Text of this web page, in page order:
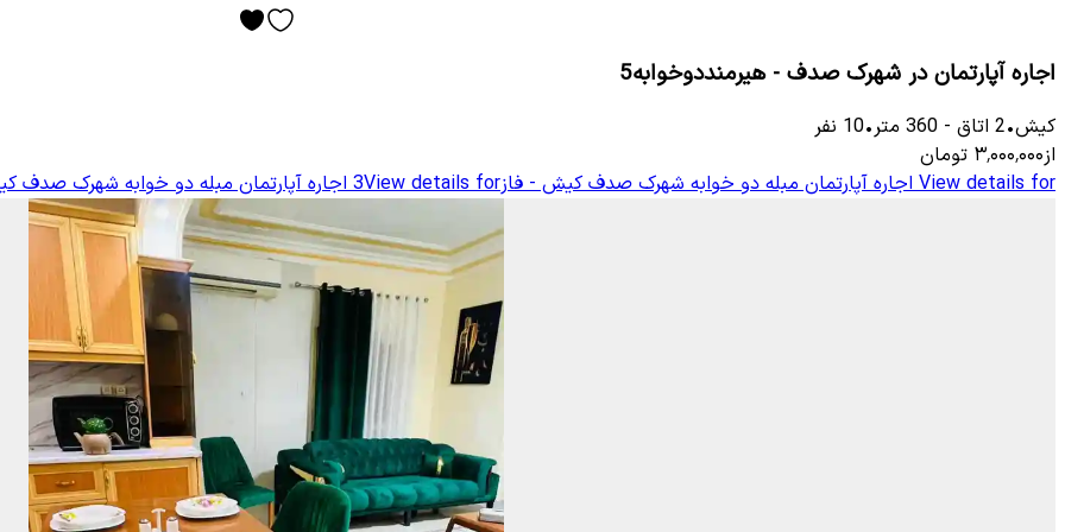
اجاره آپارتمان در شهرک صدف - هیرمنددوخوابه5
کیش•
2 اتاق -
360 متر•
10 نفر
از۳٬۰۰۰٬۰۰۰ تومان
View details for اجاره آپارتمان مبله دو خوابه شهرک صدف کیش - فاز3View details for اجاره آپارتمان مبله دو خوابه شهرک صدف